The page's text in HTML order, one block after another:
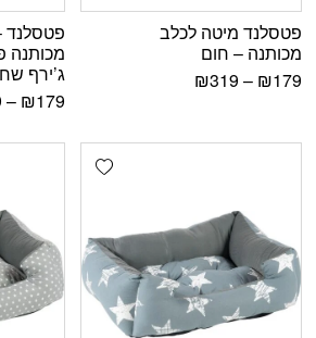
פטסלנד מיטה לכלב
מכותנה – חום
₪179
–
₪319
פטסלנד
מכותנה
ג’ירף
₪179
–
Add wishlist